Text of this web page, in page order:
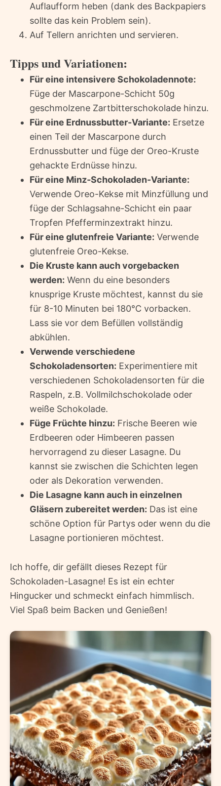
Auflaufform heben (dank des Backpapiers
sollte das kein Problem sein).
Auf Tellern anrichten und servieren.
Tipps und Variationen:
Für eine intensivere Schokoladennote:
Füge der Mascarpone-Schicht 50g
geschmolzene Zartbitterschokolade hinzu.
Für eine Erdnussbutter-Variante: Ersetze
einen Teil der Mascarpone durch
Erdnussbutter und füge der Oreo-Kruste
gehackte Erdnüsse hinzu.
Für eine Minz-Schokoladen-Variante:
Verwende Oreo-Kekse mit Minzfüllung und
füge der Schlagsahne-Schicht ein paar
Tropfen Pfefferminzextrakt hinzu.
Für eine glutenfreie Variante: Verwende
glutenfreie Oreo-Kekse.
Die Kruste kann auch vorgebacken
werden: Wenn du eine besonders
knusprige Kruste möchtest, kannst du sie
für 8-10 Minuten bei 180°C vorbacken.
Lass sie vor dem Befüllen vollständig
abkühlen.
Verwende verschiedene
Schokoladensorten: Experimentiere mit
verschiedenen Schokoladensorten für die
Raspeln, z.B. Vollmilchschokolade oder
weiße Schokolade.
Füge Früchte hinzu: Frische Beeren wie
Erdbeeren oder Himbeeren passen
hervorragend zu dieser Lasagne. Du
kannst sie zwischen die Schichten legen
oder als Dekoration verwenden.
Die Lasagne kann auch in einzelnen
Gläsern zubereitet werden: Das ist eine
schöne Option für Partys oder wenn du die
Lasagne portionieren möchtest.
Ich hoffe, dir gefällt dieses Rezept für
Schokoladen-Lasagne! Es ist ein echter
Hingucker und schmeckt einfach himmlisch.
Viel Spaß beim Backen und Genießen!